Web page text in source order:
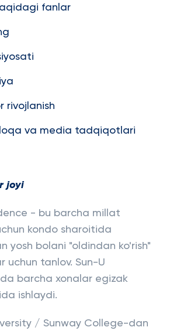
fanlar
rivojlanish
va media tadqiqotlari
joyi
- bu barcha millat
kondo sharoitida
yosh bolani "oldindan ko'rish"
uchun tanlov. Sun-U
barcha xonalar egizak
ishlaydi.
/ Sunway College-dan